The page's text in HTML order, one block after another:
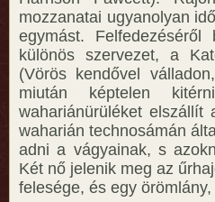
mozzanatai ugyanolyan
egymást.
különös szervezet, a
(Vörös kendővel
miután képtelen
wahariánürüléket
waharián technosámán
adni a vágyainak, s
Két nő jelenik meg az
felesége, és egy